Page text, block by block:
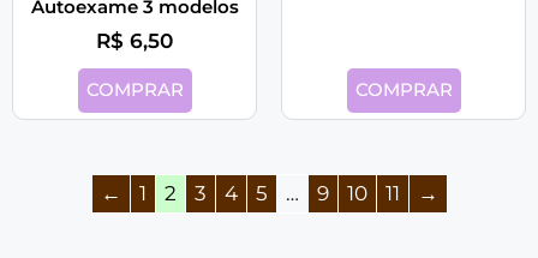
Autoexame 3 modelos
R$ 6,50
COMPRAR COMPRAR
← 1 2 3 4 5 … 9 10 11 →